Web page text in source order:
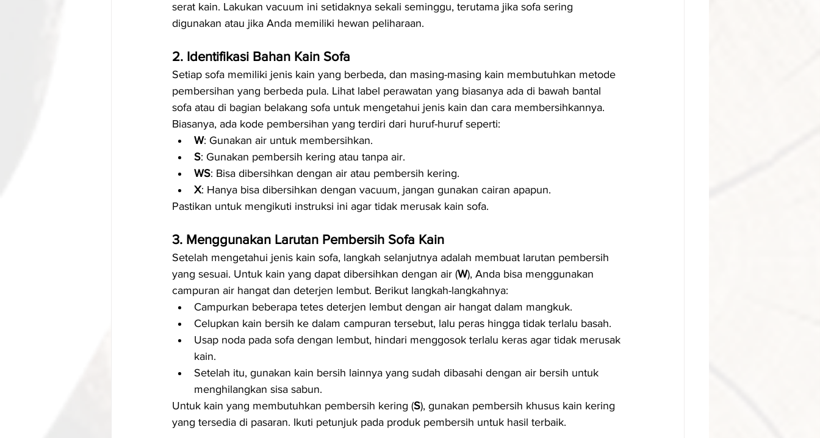
serat kain. Lakukan vacuum ini setidaknya sekali seminggu, terutama jika sofa sering
digunakan atau jika Anda memiliki hewan peliharaan.
2. Identifikasi Bahan Kain Sofa
Setiap sofa memiliki jenis kain yang berbeda, dan masing-masing kain membutuhkan metode
pembersihan yang berbeda pula. Lihat label perawatan yang biasanya ada di bawah bantal
sofa atau di bagian belakang sofa untuk mengetahui jenis kain dan cara membersihkannya.
Biasanya, ada kode pembersihan yang terdiri dari huruf-huruf seperti:
W: Gunakan air untuk membersihkan.
S: Gunakan pembersih kering atau tanpa air.
WS: Bisa dibersihkan dengan air atau pembersih kering.
X: Hanya bisa dibersihkan dengan vacuum, jangan gunakan cairan apapun.
Pastikan untuk mengikuti instruksi ini agar tidak merusak kain sofa.
3. Menggunakan Larutan Pembersih Sofa Kain
Setelah mengetahui jenis kain sofa, langkah selanjutnya adalah membuat larutan pembersih
yang sesuai. Untuk kain yang dapat dibersihkan dengan air (W), Anda bisa menggunakan
campuran air hangat dan deterjen lembut. Berikut langkah-langkahnya:
Campurkan beberapa tetes deterjen lembut dengan air hangat dalam mangkuk.
Celupkan kain bersih ke dalam campuran tersebut, lalu peras hingga tidak terlalu basah.
Usap noda pada sofa dengan lembut, hindari menggosok terlalu keras agar tidak merusak
kain.
Setelah itu, gunakan kain bersih lainnya yang sudah dibasahi dengan air bersih untuk
menghilangkan sisa sabun.
Untuk kain yang membutuhkan pembersih kering (S), gunakan pembersih khusus kain kering
yang tersedia di pasaran. Ikuti petunjuk pada produk pembersih untuk hasil terbaik.